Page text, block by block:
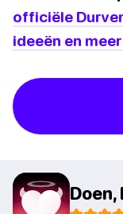
officiële
ideeën en